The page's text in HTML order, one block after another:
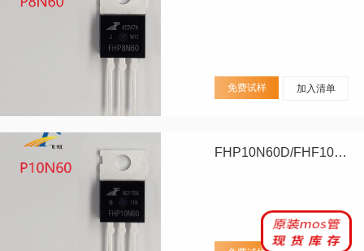
免费试样 加入清单
FHP10N60D/FHF10N60D